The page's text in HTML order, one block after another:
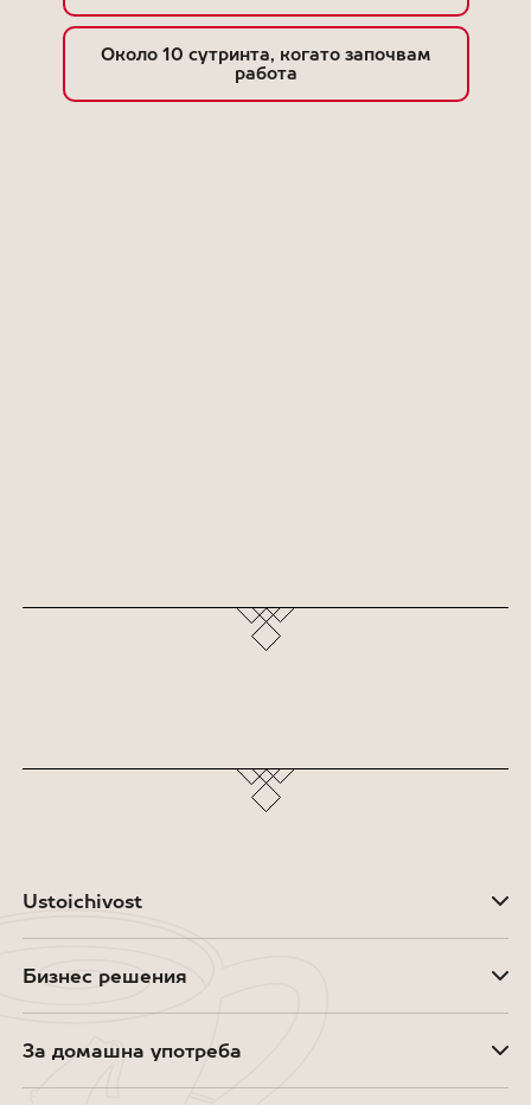
Около 10 сутринта, когато започвам
работа
Ustoichivost
Бизнес решения
За домашна употреба